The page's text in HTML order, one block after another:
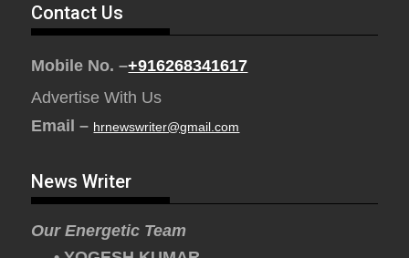
Contact Us
Mobile No. –+916268341617
Advertise With Us
Email – hrnewswriter@gmail.com
News Writer
Our Energetic Team